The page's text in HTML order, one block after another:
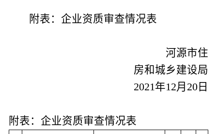
附表：企业资质审查情况表
河源市住
房和城乡建设局
2021 年12月 20 日
附表：企业资质审查情况表